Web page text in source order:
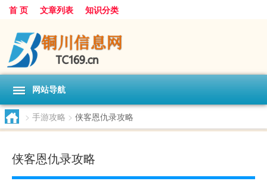
首 页 文章列表 知识分类
网站导航
> 手游攻略 > 侠客恩仇录攻略
侠客恩仇录攻略